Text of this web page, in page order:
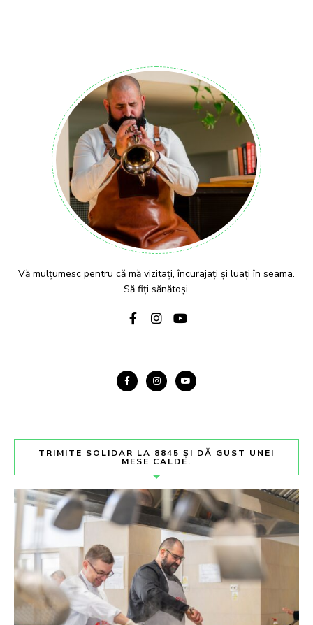
Vă mulțumesc pentru că mă vizitați, încurajați și luați în seama.
Să fiți sănătoși.
TRIMITE SOLIDAR LA 8845 ȘI DĂ GUST UNEI
MESE CALDE.